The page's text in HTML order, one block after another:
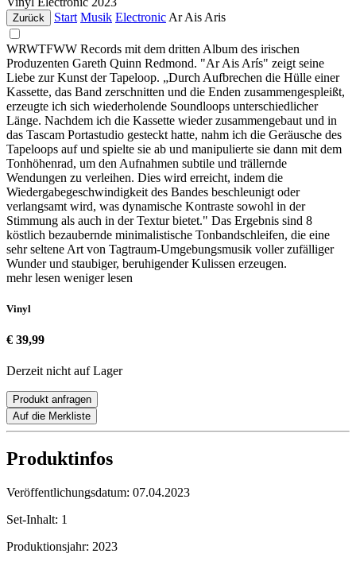
Zurück Start Musik Electronic Ar Ais Aris
WRWTFWW Records mit dem dritten Album des irischen
Produzenten Gareth Quinn Redmond. "Ar Ais Arís" zeigt seine
Liebe zur Kunst der Tapeloop. „Durch Aufbrechen die Hülle einer
Kassette, das Band zerschnitten und die Enden zusammengespleißt,
erzeugte ich sich wiederholende Soundloops unterschiedlicher
Länge. Nachdem ich die Kassette wieder zusammengebaut und in
das Tascam Portastudio gesteckt hatte, nahm ich die Geräusche des
Tapeloops auf und spielte sie ab und manipulierte sie dann mit dem
Tonhöhenrad, um den Aufnahmen subtile und trällernde
Wendungen zu verleihen. Dies wird erreicht, indem die
Wiedergabegeschwindigkeit des Bandes beschleunigt oder
verlangsamt wird, was dynamische Kontraste sowohl in der
Stimmung als auch in der Textur bietet." Das Ergebnis sind 8
köstlich bezaubernde minimalistische Tonbandschleifen, die eine
sehr seltene Art von Tagtraum-Umgebungsmusik voller zufälliger
Wunder und staubiger, beruhigender Kulissen erzeugen.
mehr lesen weniger lesen
Vinyl
€ 39,99
Derzeit nicht auf Lager
Produkt anfragen
Auf die Merkliste
Produktinfos
Veröffentlichungsdatum: 07.04.2023
Set-Inhalt: 1
Produktionsjahr: 2023